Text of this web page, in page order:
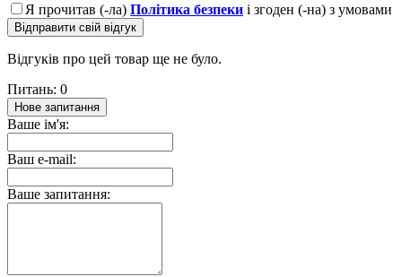
Я прочитав (-ла) Політика безпеки і згоден (-на) з умовами
Відправити свій відгук
Відгуків про цей товар ще не було.
Питань: 0
Нове запитання
Ваше ім'я:
Ваш e-mail:
Ваше запитання: